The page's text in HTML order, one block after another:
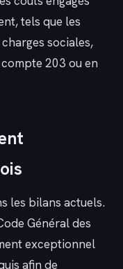
tels que les
sociales,
203 ou en
les bilans actuels.
Général des
exceptionnel
afin de